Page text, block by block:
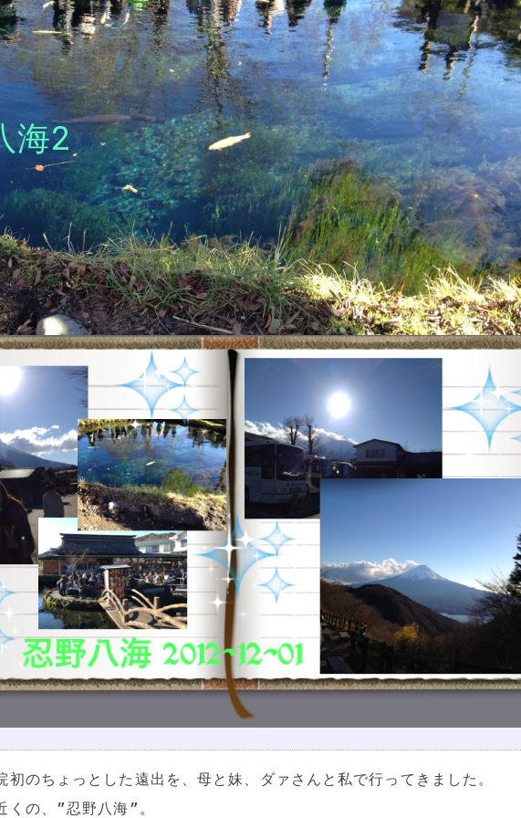
海2
初のちょっとした遠出を、母と妹、ダァさんと私で行ってきました。
くの、”忍野八海”。